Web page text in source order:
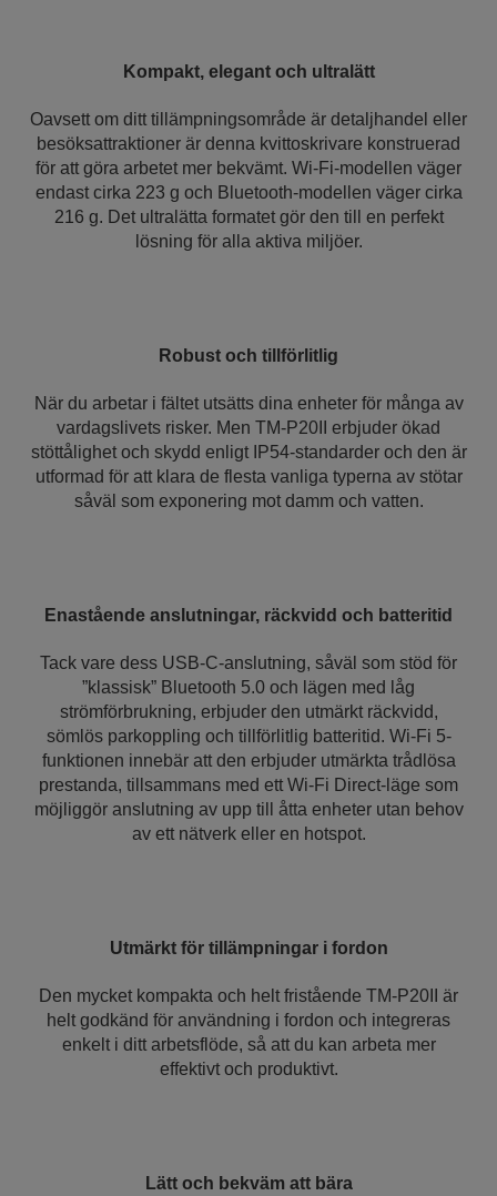
Kompakt, elegant och ultralätt
Oavsett om ditt tillämpningsområde är detaljhandel eller
besöksattraktioner är denna kvittoskrivare konstruerad
för att göra arbetet mer bekvämt. Wi-Fi-modellen väger
endast cirka 223 g och Bluetooth-modellen väger cirka
216 g. Det ultralätta formatet gör den till en perfekt
lösning för alla aktiva miljöer.
Robust och tillförlitlig
När du arbetar i fältet utsätts dina enheter för många av
vardagslivets risker. Men TM-P20II erbjuder ökad
stöttålighet och skydd enligt IP54-standarder och den är
utformad för att klara de flesta vanliga typerna av stötar
såväl som exponering mot damm och vatten.
Enastående anslutningar, räckvidd och batteritid
Tack vare dess USB-C-anslutning, såväl som stöd för
”klassisk” Bluetooth 5.0 och lägen med låg
strömförbrukning, erbjuder den utmärkt räckvidd,
sömlös parkoppling och tillförlitlig batteritid. Wi-Fi 5-
funktionen innebär att den erbjuder utmärkta trådlösa
prestanda, tillsammans med ett Wi-Fi Direct-läge som
möjliggör anslutning av upp till åtta enheter utan behov
av ett nätverk eller en hotspot.
Utmärkt för tillämpningar i fordon
Den mycket kompakta och helt fristående TM-P20II är
helt godkänd för användning i fordon och integreras
enkelt i ditt arbetsflöde, så att du kan arbeta mer
effektivt och produktivt.
Lätt och bekväm att bära